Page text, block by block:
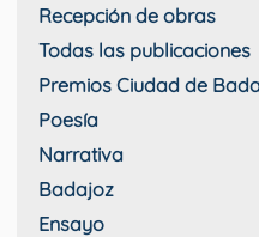
Recepción de obras
Todas las publicaciones
Premios Ciudad de
Poesía
Narrativa
Badajoz
Ensayo